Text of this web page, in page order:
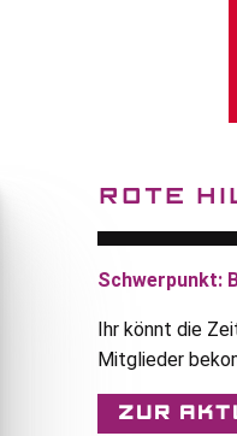
ROTE
Schwerpunkt:
Ihr könnt die
Mitglieder
Zur